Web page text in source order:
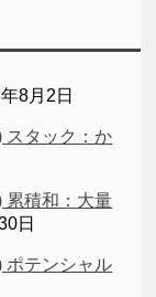
8月2日
スタック：か
累積和：大量
日
ポテンシャル